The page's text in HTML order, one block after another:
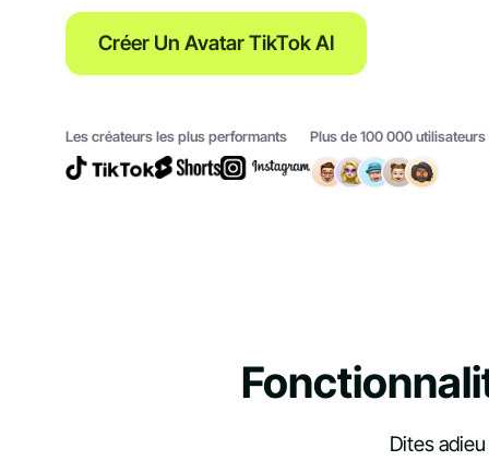
Créer Un Avatar TikTok AI
Les créateurs les plus performants Plus de 100 000
Dites